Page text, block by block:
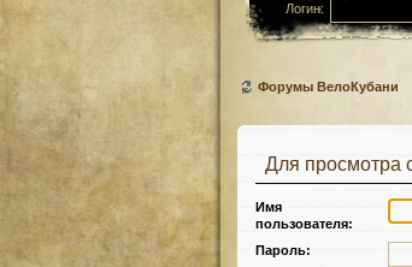
Логин:
Форумы ВелоКубани
Для просмотра
Имя
пользователя:
Пароль: